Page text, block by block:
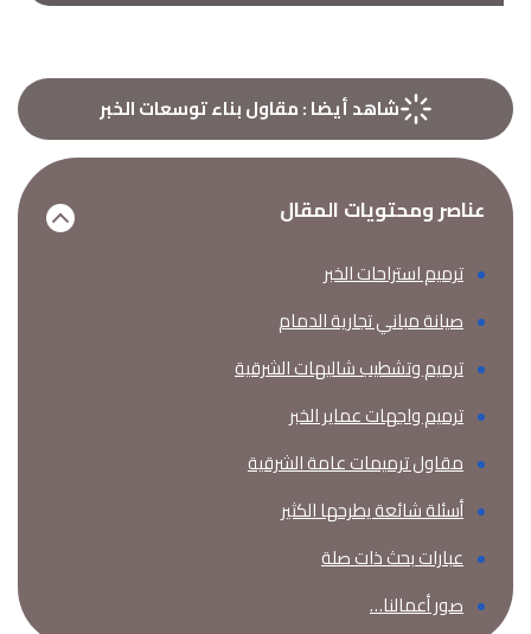
شاهد أيضا :مقاول بناء توسعات الخبر
عناصر ومحتويات المقال
ترميم استراحات الخبر
صيانة مباني تجارية الدمام
ترميم وتشطيب شاليهات الشرقية
ترميم واجهات عماير الخبر
مقاول ترميمات عامة الشرقية
أسئلة شائعة يطرحها الكثير
عبارات بحث ذات صلة
صور أعمالنا…